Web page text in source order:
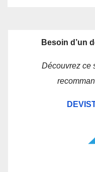
Besoin d’un
Découvrez ce